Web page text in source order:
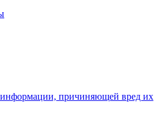
причиняющей вред их